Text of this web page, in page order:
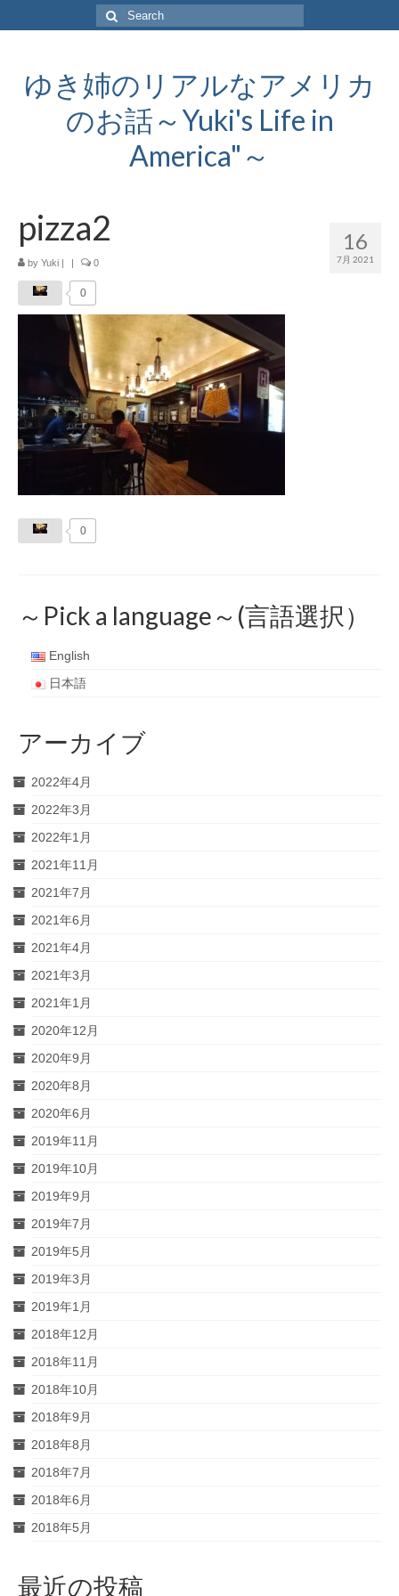
Search
for:
ゆき姉のリアルなアメリカ
のお話～Yuki's Life in
America"～
16
7月 2021
pizza2
by Yuki | | 0
0
0
～Pick a language～(言語選択）
English
日本語
アーカイブ
2022年4月
2022年3月
2022年1月
2021年11月
2021年7月
2021年6月
2021年4月
2021年3月
2021年1月
2020年12月
2020年9月
2020年8月
2020年6月
2019年11月
2019年10月
2019年9月
2019年7月
2019年5月
2019年3月
2019年1月
2018年12月
2018年11月
2018年10月
2018年9月
2018年8月
2018年7月
2018年6月
2018年5月
最近の投稿